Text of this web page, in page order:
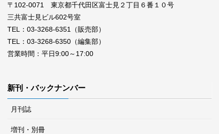
〒102-0071 東京都千代田区富士見２丁目６番１０号
三共富士見ビル602号室
TEL：03-3268-6351（販売部）
TEL：03-3268-6350（編集部）
営業時間：平日9:00～17:00
新刊・バックナンバー
月刊誌
増刊・別冊